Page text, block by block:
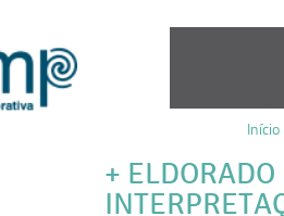
Início
+